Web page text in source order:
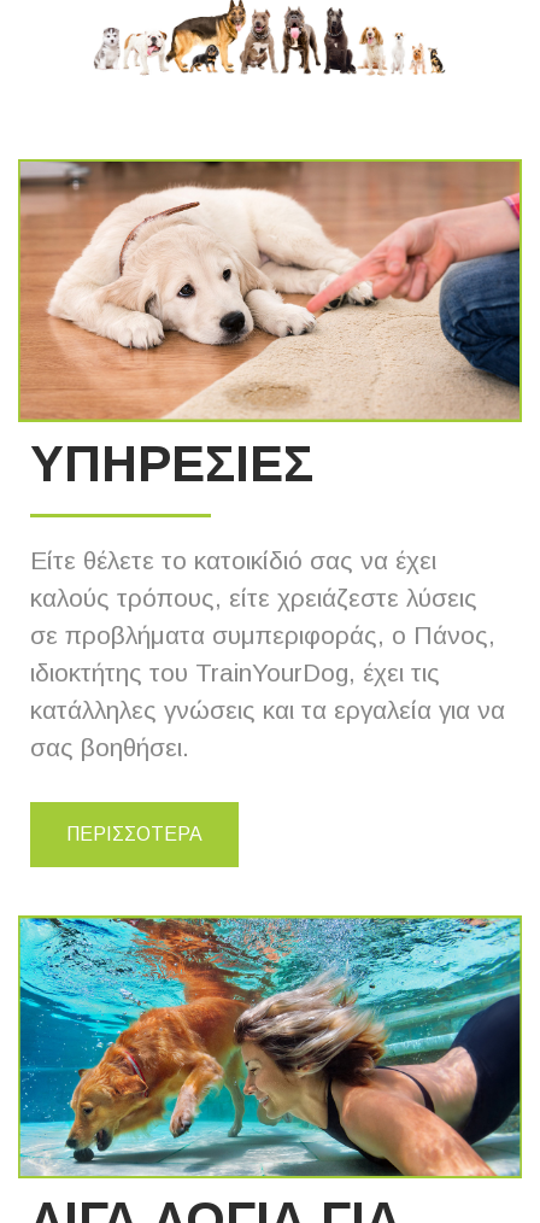
ΥΠΗΡΕΣΙΕΣ
Είτε θέλετε το κατοικίδιό σας να έχει
καλούς τρόπους, είτε χρειάζεστε λύσεις
σε προβλήματα συμπεριφοράς, ο Πάνος,
ιδιοκτήτης του TrainYourDog, έχει τις
κατάλληλες γνώσεις και τα εργαλεία για να
σας βοηθήσει.
ΠΕΡΙΣΣΟΤΕΡΑ